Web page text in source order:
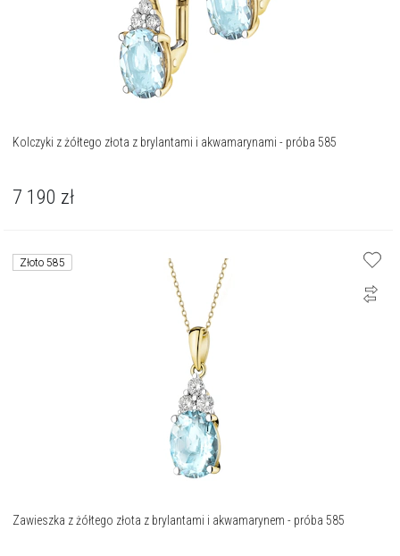
Kolczyki z żółtego złota z brylantami i akwamarynami - próba 585
7 190 zł
Złoto 585
Zawieszka z żółtego złota z brylantami i akwamarynem - próba 585